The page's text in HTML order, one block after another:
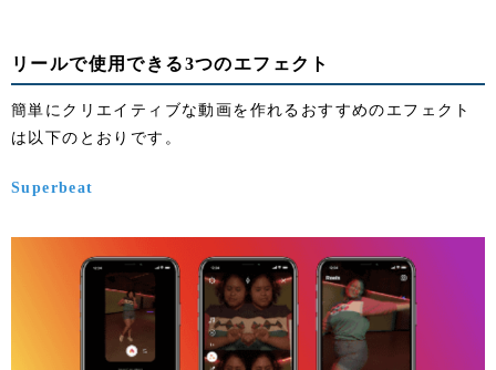
リールで使用できる3つのエフェクト
簡単にクリエイティブな動画を作れるおすすめのエフェクト
は以下のとおりです。
Superbeat